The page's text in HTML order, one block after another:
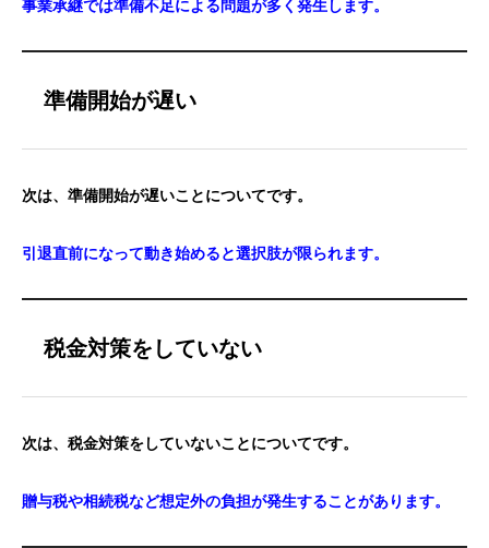
事業承継では準備不足による問題が多く発生します。
準備開始が遅い
次は、準備開始が遅いことについてです。
引退直前になって動き始めると選択肢が限られます。
税金対策をしていない
次は、税金対策をしていないことについてです。
贈与税や相続税など想定外の負担が発生することがあります。